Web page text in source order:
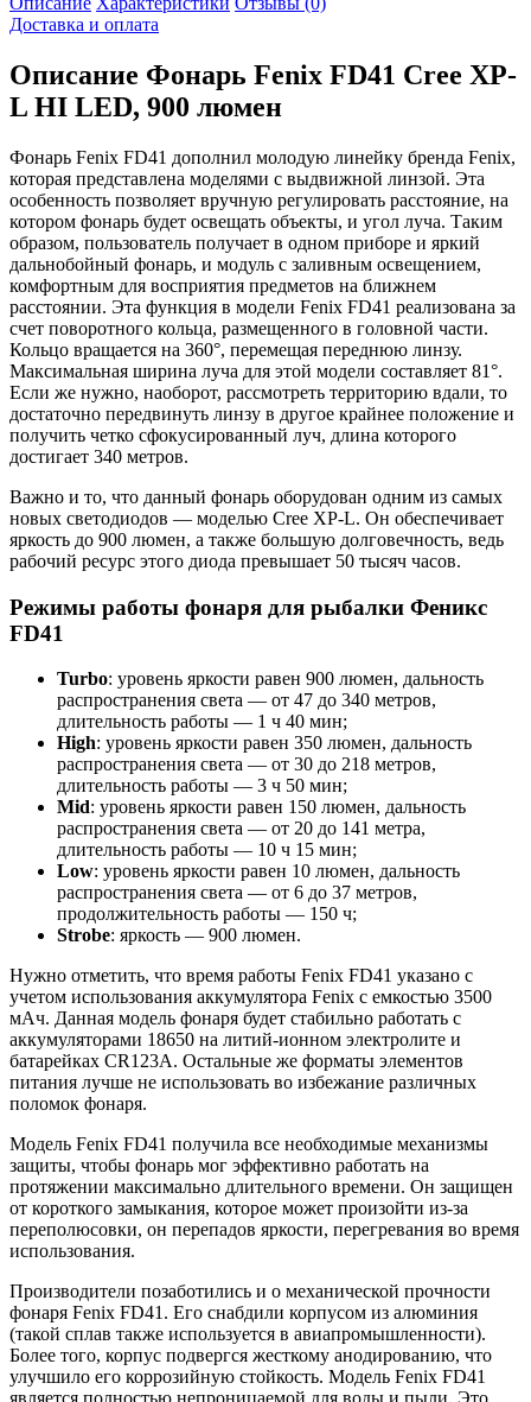
Доставка и оплата
Описание Фонарь Fenix FD41 Cree XP-
L HI LED, 900 люмен
Фонарь Fenix FD41 дополнил молодую линейку бренда Fenix,
которая представлена моделями с выдвижной линзой. Эта
особенность позволяет вручную регулировать расстояние, на
котором фонарь будет освещать объекты, и угол луча. Таким
образом, пользователь получает в одном приборе и яркий
дальнобойный фонарь, и модуль с заливным освещением,
комфортным для восприятия предметов на ближнем
расстоянии. Эта функция в модели Fenix FD41 реализована за
счет поворотного кольца, размещенного в головной части.
Кольцо вращается на 360°, перемещая переднюю линзу.
Максимальная ширина луча для этой модели составляет 81°.
Если же нужно, наоборот, рассмотреть территорию вдали, то
достаточно передвинуть линзу в другое крайнее положение и
получить четко сфокусированный луч, длина которого
достигает 340 метров.
Важно и то, что данный фонарь оборудован одним из самых
новых светодиодов — моделью Cree XP-L. Он обеспечивает
яркость до 900 люмен, а также большую долговечность, ведь
рабочий ресурс этого диода превышает 50 тысяч часов.
Режимы работы фонаря для рыбалки Феникс
FD41
Turbo: уровень яркости равен 900 люмен, дальность
распространения света — от 47 до 340 метров,
длительность работы — 1 ч 40 мин;
High: уровень яркости равен 350 люмен, дальность
распространения света — от 30 до 218 метров,
длительность работы — 3 ч 50 мин;
Mid: уровень яркости равен 150 люмен, дальность
распространения света — от 20 до 141 метра,
длительность работы — 10 ч 15 мин;
Low: уровень яркости равен 10 люмен, дальность
распространения света — от 6 до 37 метров,
продолжительность работы — 150 ч;
Strobe: яркость — 900 люмен.
Нужно отметить, что время работы Fenix FD41 указано с
учетом использования аккумулятора Fenix с емкостью 3500
мАч. Данная модель фонаря будет стабильно работать с
аккумуляторами 18650 на литий-ионном электролите и
батарейках CR123А. Остальные же форматы элементов
питания лучше не использовать во избежание различных
поломок фонаря.
Модель Fenix FD41 получила все необходимые механизмы
защиты, чтобы фонарь мог эффективно работать на
протяжении максимально длительного времени. Он защищен
от короткого замыкания, которое может произойти из-за
переполюсовки, он перепадов яркости, перегревания во время
использования.
Производители позаботились и о механической прочности
фонаря Fenix FD41. Его снабдили корпусом из алюминия
(такой сплав также используется в авиапромышленности).
Более того, корпус подвергся жесткому анодированию, что
улучшило его коррозийную стойкость. Модель Fenix FD41